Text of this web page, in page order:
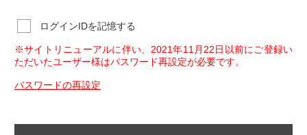
ログインIDを記憶する
※サイトリニューアルに伴い、2021年11月22日以前にご登録い
ただいたユーザー様はパスワード再設定が必要です。
パスワードの再設定